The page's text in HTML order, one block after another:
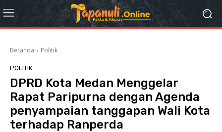
Beranda Politik
POLITIK
DPRD Kota Medan Menggelar
Rapat Paripurna dengan Agenda
penyampaian tanggapan Wali Kota
terhadap Ranperda